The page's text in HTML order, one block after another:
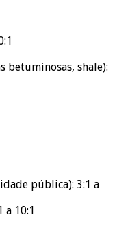
betuminosas, shale):
pública): 3:1 a
a 10:1